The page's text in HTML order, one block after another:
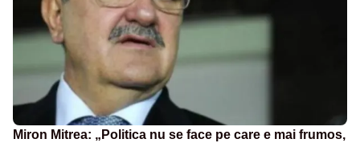
Miron Mitrea: „Politica nu se face pe care e mai frumos,